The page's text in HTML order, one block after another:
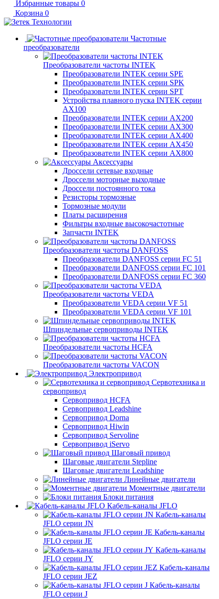
Избранные товары 0
Корзина 0
Частотные
преобразователи
Преобразователи частоты INTEK
Преобразователи INTEK серии SPE
Преобразователи INTEK серии SPK
Преобразователи INTEK серии SPT
Устройства плавного пуска INTEK серии
AX100
Преобразователи INTEK серии AX200
Преобразователи INTEK серии AX300
Преобразователи INTEK серии AX400
Преобразователи INTEK серии AX450
Преобразователи INTEK серии AX800
Аксессуары
Дроссели сетевые входные
Дроссели моторные выходные
Дроссели постоянного тока
Резисторы тормозные
Тормозные модули
Платы расширения
Фильтры входные высокочастотные
Запчасти INTEK
Преобразователи частоты DANFOSS
Преобразователи DANFOSS серии FC 51
Преобразователи DANFOSS серии FC 101
Преобразователи DANFOSS серии FC 360
Преобразователи частоты VEDA
Преобразователи VEDA серии VF 51
Преобразователи VEDA серии VF 101
Шпиндельные сервоприводы INTEK
Преобразователи частоты HCFA
Преобразователи частоты VACON
Электропривод
Сервотехника и
сервопривод
Сервопривод HCFA
Сервопривод Leadshine
Сервопривод Dorna
Сервопривод Hiwin
Сервопривод Servoline
Сервопривод iServo
Шаговый привод
Шаговые двигатели Stepline
Шаговые двигатели Leadshine
Линейные двигатели
Моментные двигатели
Блоки питания
Кабель-каналы JFLO
Кабель-каналы
JFLO серии JN
Кабель-каналы
JFLO серии JE
Кабель-каналы
JFLO серии JY
Кабель-каналы
JFLO серии JEZ
Кабель-каналы
JFLO серии J